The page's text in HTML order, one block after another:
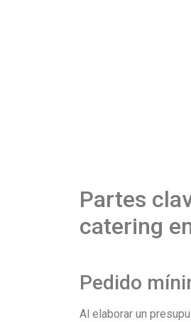
Partes
catering
Pedido
Al elaborar un